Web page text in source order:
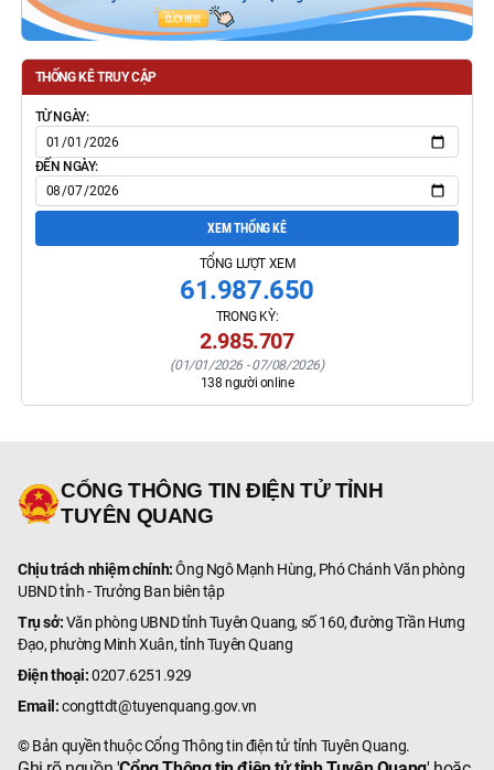
THỐNG KÊ TRUY CẬP
TỪ NGÀY:
ĐẾN NGÀY:
XEM THỐNG KÊ
TỔNG LƯỢT XEM
61.987.650
TRONG KỲ:
2.985.707
(01/01/2026 -07/08/2026)
138 người online
CỔNG THÔNG TIN ĐIỆN TỬ TỈNH
TUYÊN QUANG
Chịu trách nhiệm chính:Ông Ngô Mạnh Hùng, Phó Chánh Văn phòng
UBND tỉnh - Trưởng Ban biên tập
Trụ sở:Văn phòng UBND tỉnh Tuyên Quang, số 160, đường Trần Hưng
Đạo, phường Minh Xuân, tỉnh Tuyên Quang
Điện thoại:0207.6251.929
Email: congttdt@tuyenquang.gov.vn
© Bản quyền thuộc Cổng Thông tin điện tử tỉnh Tuyên Quang.